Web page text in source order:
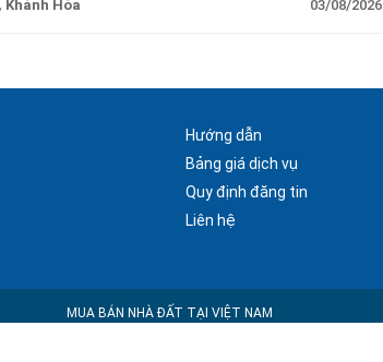
Hòa 03/08/2026
Hướng dẫn
Bảng giá dịch vụ
Quy định đăng tin
Liên hệ
MUA BÁN NHÀ ĐẤT TẠI VIỆT NAM